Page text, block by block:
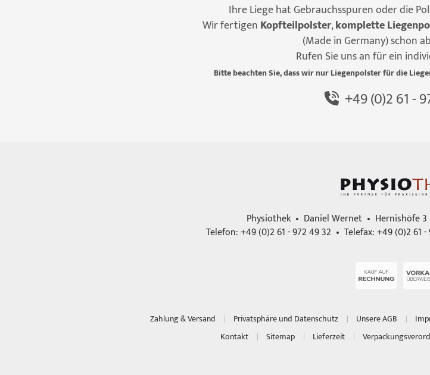
Ihre Liege hat Gebrauchsspuren oder die
Wir fertigen Kopfteilpolster,komplette
(Made in Germany) schon
Rufen Sie uns an für ein
Bitte beachten Sie, dass wir nur Liegenpolster für die
+49 (0)2 61 -
Physiothek • Daniel Wernet • Hernishöfe
Telefon: +49 (0)2 61 - 972 49 32 • Telefax: +49 (0)2 61
Zahlung & Versand Privatsphäre und Datenschutz Unsere AGB
Kontakt
Sitemap Lieferzeit